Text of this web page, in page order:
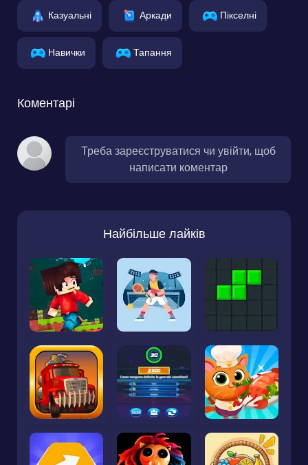
Казуальні Аркади Пікселні
Навички Тапання
Коментарі
Треба зареєструватися чи увійти, щоб
написати коментар
Найбільше лайків